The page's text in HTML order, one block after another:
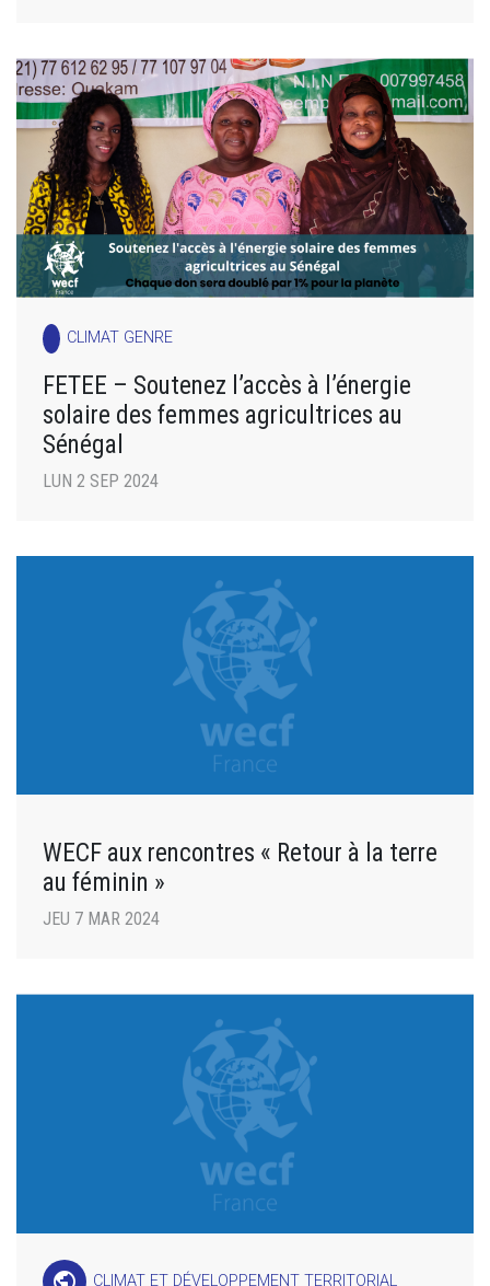
CLIMAT GENRE
FETEE – Soutenez l’accès à l’énergie
solaire des femmes agricultrices au
Sénégal
LUN 2 SEP 2024
WECF aux rencontres « Retour à la terre
au féminin »
JEU 7 MAR 2024
CLIMAT ET DÉVELOPPEMENT TERRITORIAL